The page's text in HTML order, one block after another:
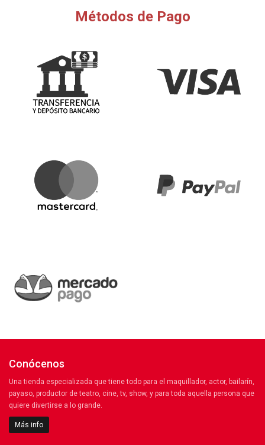
Métodos de Pago
Conócenos
Una tienda especializada que tiene todo para el maquillador, actor, bailarín,
payaso, productor de teatro, cine, tv, show, y para toda aquella persona que
quiere divertirse a lo grande.
Más info